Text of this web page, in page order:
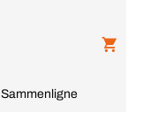
Sammenligne